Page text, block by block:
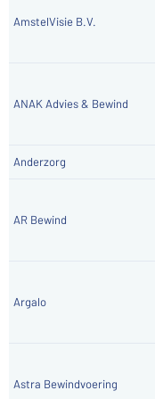
AmstelVisie B.V.
ANAK Advies & Bewind
Anderzorg
AR Bewind
Argalo
Astra Bewindvoering